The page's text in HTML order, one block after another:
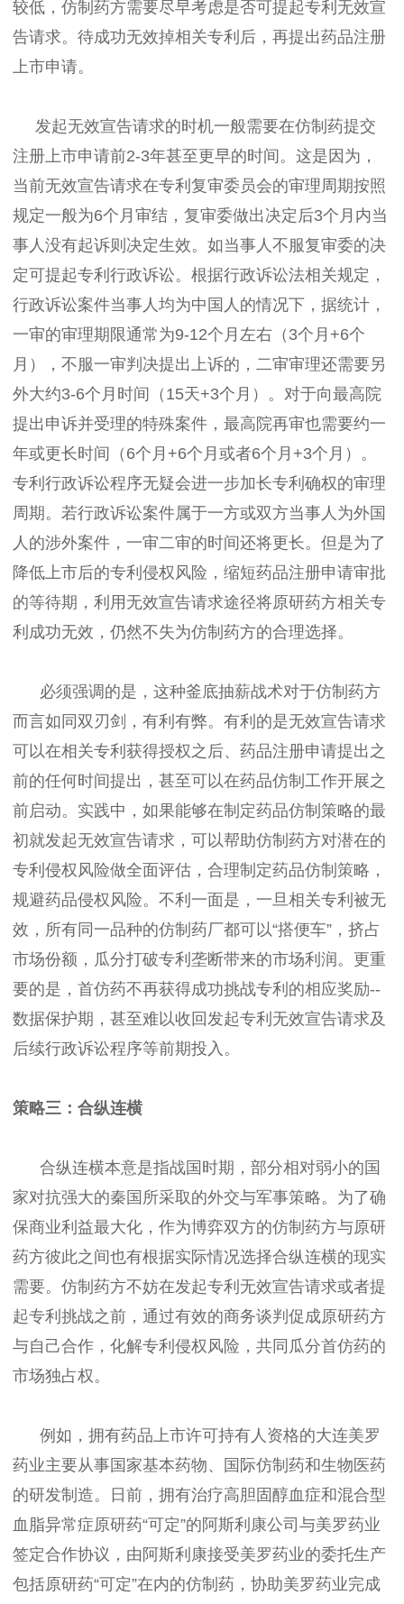
较低，仿制药方需要尽早考虑是否可提起专利无效宣
告请求。待成功无效掉相关专利后，再提出药品注册
上市申请。
发起无效宣告请求的时机一般需要在仿制药提交
注册上市申请前2-3年甚至更早的时间。这是因为，
当前无效宣告请求在专利复审委员会的审理周期按照
规定一般为6个月审结，复审委做出决定后3个月内当
事人没有起诉则决定生效。如当事人不服复审委的决
定可提起专利行政诉讼。根据行政诉讼法相关规定，
行政诉讼案件当事人均为中国人的情况下，据统计，
一审的审理期限通常为9-12个月左右（3个月+6个
月），不服一审判决提出上诉的，二审审理还需要另
外大约3-6个月时间（15天+3个月）。对于向最高院
提出申诉并受理的特殊案件，最高院再审也需要约一
年或更长时间（6个月+6个月或者6个月+3个月）。
专利行政诉讼程序无疑会进一步加长专利确权的审理
周期。若行政诉讼案件属于一方或双方当事人为外国
人的涉外案件，一审二审的时间还将更长。但是为了
降低上市后的专利侵权风险，缩短药品注册申请审批
的等待期，利用无效宣告请求途径将原研药方相关专
利成功无效，仍然不失为仿制药方的合理选择。
必须强调的是，这种釜底抽薪战术对于仿制药方
而言如同双刃剑，有利有弊。有利的是无效宣告请求
可以在相关专利获得授权之后、药品注册申请提出之
前的任何时间提出，甚至可以在药品仿制工作开展之
前启动。实践中，如果能够在制定药品仿制策略的最
初就发起无效宣告请求，可以帮助仿制药方对潜在的
专利侵权风险做全面评估，合理制定药品仿制策略，
规避药品侵权风险。不利一面是，一旦相关专利被无
效，所有同一品种的仿制药厂都可以“搭便车”，挤占
市场份额，瓜分打破专利垄断带来的市场利润。更重
要的是，首仿药不再获得成功挑战专利的相应奖励--
数据保护期，甚至难以收回发起专利无效宣告请求及
后续行政诉讼程序等前期投入。
策略三：合纵连横
合纵连横本意是指战国时期，部分相对弱小的国
家对抗强大的秦国所采取的外交与军事策略。为了确
保商业利益最大化，作为博弈双方的仿制药方与原研
药方彼此之间也有根据实际情况选择合纵连横的现实
需要。仿制药方不妨在发起专利无效宣告请求或者提
起专利挑战之前，通过有效的商务谈判促成原研药方
与自己合作，化解专利侵权风险，共同瓜分首仿药的
市场独占权。
例如，拥有药品上市许可持有人资格的大连美罗
药业主要从事国家基本药物、国际仿制药和生物医药
的研发制造。日前，拥有治疗高胆固醇血症和混合型
血脂异常症原研药“可定”的阿斯利康公司与美罗药业
签定合作协议，由阿斯利康接受美罗药业的委托生产
包括原研药“可定”在内的仿制药，协助美罗药业完成